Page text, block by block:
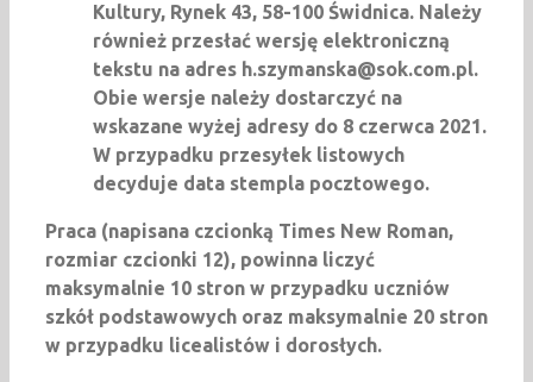
Kultury, Rynek 43, 58-100 Świdnica. Należy
również przesłać wersję elektroniczną
tekstu na adres h.szymanska@sok.com.pl.
Obie wersje należy dostarczyć na
wskazane wyżej adresy do 8 czerwca 2021.
W przypadku przesyłek listowych
decyduje data stempla pocztowego.
Praca (napisana czcionką Times New Roman,
rozmiar czcionki 12), powinna liczyć
maksymalnie 10 stron w przypadku uczniów
szkół podstawowych oraz maksymalnie 20 stron
w przypadku licealistów i dorosłych.